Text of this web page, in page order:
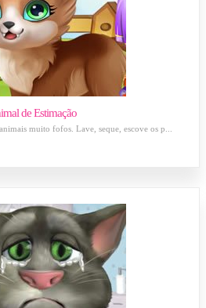
de Estimação
muito fofos. Lave, seque, escove os p...